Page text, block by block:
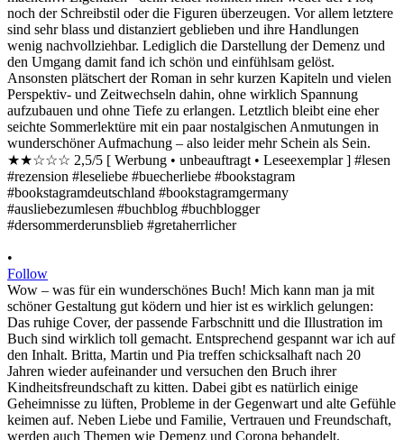
•
Follow
Wow – was für ein wunderschönes Buch! Mich kann man ja mit
schöner Gestaltung gut ködern und hier ist es wirklich gelungen:
Das ruhige Cover, der passende Farbschnitt und die Illustration im
Buch sind wirklich toll gemacht. Entsprechend gespannt war ich auf
den Inhalt. Britta, Martin und Pia treffen schicksalhaft nach 20
Jahren wieder aufeinander und versuchen den Bruch ihrer
Kindheitsfreundschaft zu kitten. Dabei gibt es natürlich einige
Geheimnisse zu lüften, Probleme in der Gegenwart und alte Gefühle
keimen auf. Neben Liebe und Familie, Vertrauen und Freundschaft,
werden auch Themen wie Demenz und Corona behandelt.